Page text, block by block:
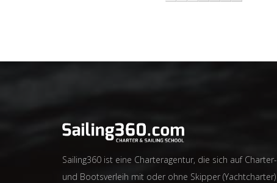
Sailing360 ist eine Charteragentur, die sich auf Charter-
und Bootsverleih mit oder ohne Skipper (Yachtcharter)